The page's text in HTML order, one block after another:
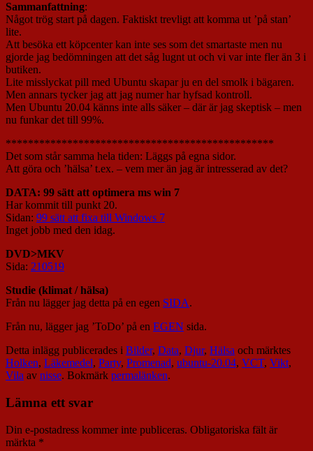
Sammanfattning:
Något trög start på dagen. Faktiskt trevligt att komma ut ’på stan’
lite.
Att besöka ett köpcenter kan inte ses som det smartaste men nu
gjorde jag bedömningen att det såg lugnt ut och vi var inte fler än 3 i
butiken.
Lite misslyckat pill med Ubuntu skapar ju en del smolk i bägaren.
Men annars tycker jag att jag numer har hyfsad kontroll.
Men Ubuntu 20.04 känns inte alls säker – där är jag skeptisk – men
nu funkar det till 99%.
************************************************
Det som står samma hela tiden: Läggs på egna sidor.
Att göra och ’hälsa’ t.ex. – vem mer än jag är intresserad av det?
DATA: 99 sätt att optimera ms win 7
Har kommit till punkt 20.
Sidan: 99 sätt att fixa till Windows 7
Inget jobb med den idag.
DVD>MKV
Sida: 210519
Studie (klimat / hälsa)
Från nu lägger jag detta på en egen SIDA.
Från nu, lägger jag ’ToDo’ på en EGEN sida.
Detta inlägg publicerades i Bilder, Data, Djur, Hälsa och märktes
Holken, Läkemedel, Party, Promenad, ubuntu-20.04, VCT, Vikt,
Vila av nisse. Bokmärk permalänken.
Lämna ett svar
Din e-postadress kommer inte publiceras. Obligatoriska fält är
märkta *